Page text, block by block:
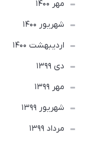
مهر 1400
شهریور 1400
ارديبهشت 1400
دی 1399
مهر 1399
شهریور 1399
مرداد 1399